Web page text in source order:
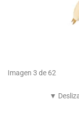
Imagen 3 de 62
▼